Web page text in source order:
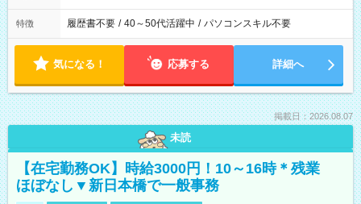
特徴 履歴書不要 / 40～50代活躍中 / パソコンスキル不要
気になる！ 応募する 詳細へ
掲載日：2026.08.07
未読
【在宅勤務OK】時給3000円！10～16時＊残業
ほぼなし▼新日本橋で一般事務